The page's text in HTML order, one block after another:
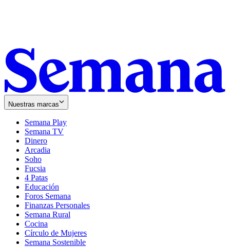
Nuestras marcas
Semana Play
Semana TV
Dinero
Arcadia
Soho
in
new
window
Fucsia
in
new
window
4 Patas
Educación
Foros Semana
Finanzas Personales
Semana Rural
Cocina
Círculo de Mujeres
Semana Sostenible